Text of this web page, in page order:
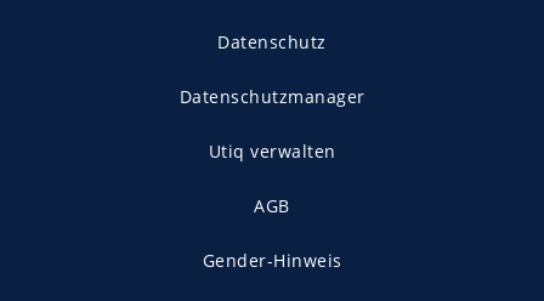
Datenschutz
Datenschutzmanager
Utiq verwalten
AGB
Gender-Hinweis